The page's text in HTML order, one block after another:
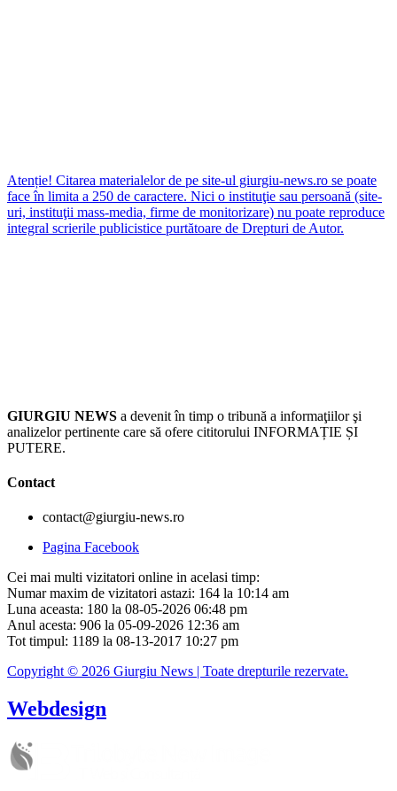
Atenție! Citarea materialelor de pe site-ul giurgiu-news.ro se poate
face în limita a 250 de caractere. Nici o instituţie sau persoană (site-
uri, instituţii mass-media, firme de monitorizare) nu poate reproduce
integral scrierile publicistice purtătoare de Drepturi de Autor.
GIURGIU NEWS a devenit în timp o tribună a informaţiilor şi
analizelor pertinente care să ofere cititorului INFORMAȚIE ȘI
PUTERE.
Contact
contact@giurgiu-news.ro
Pagina Facebook
Cei mai multi vizitatori online in acelasi timp:
Numar maxim de vizitatori astazi: 164 la 10:14 am
Luna aceasta: 180 la 08-05-2026 06:48 pm
Anul acesta: 906 la 05-09-2026 12:36 am
Tot timpul: 1189 la 08-13-2017 10:27 pm
Copyright © 2026 Giurgiu News | Toate drepturile rezervate.
Webdesign